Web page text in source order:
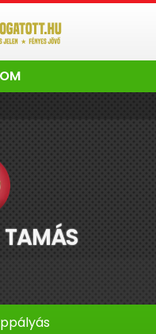
TAMÁS